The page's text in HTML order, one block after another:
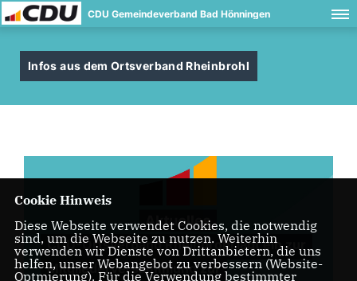
CDU Gemeindeverband Bad Hönningen
Infos aus dem Ortsverband Rheinbrohl
CDU-Ortsverband Rheinbrohl lädt ein zur
Mitgliederversammlung zur
Cookie Hinweis
Diese Webseite verwendet Cookies, die notwendig
sind, um die Webseite zu nutzen. Weiterhin
verwenden wir Dienste von Drittanbietern, die uns
helfen, unser Webangebot zu verbessern (Website-
Optmierung). Für die Verwendung bestimmter